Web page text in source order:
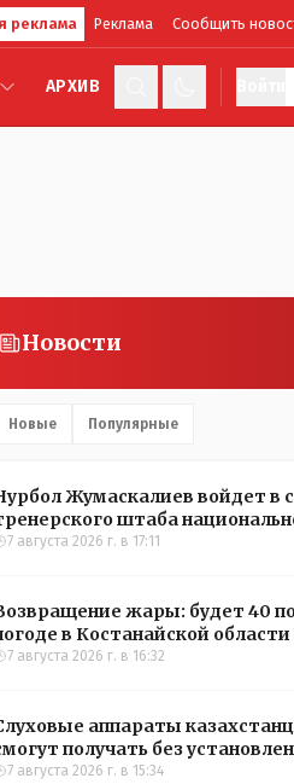
реклама Реклама Сообщить
АРХИВ
Новости
Новые Популярные
Жумаскалиев войдет в
штаба
по футболу
7 августа 2026 г. в 17:11
жары: будет 40
в Костанайской области
7 августа 2026 г. в 16:32
аппараты
получать без
7 августа 2026 г. в 15:34